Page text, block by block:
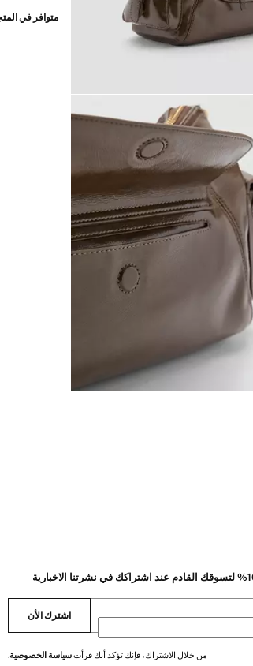
متوافر في
اشترك الأن
من خلال الاشتراك، فإنك تؤكد أنك قرأتسياسة الخصوصية.